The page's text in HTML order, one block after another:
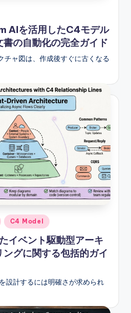
AIを活用したC4モデル
書の自動化の完全ガイド
チャ図は、作成後すぐに古くなる
C4 Model
イベント駆動型アーキ
グに関する包括的ガイ
設計するには明確さが求められ